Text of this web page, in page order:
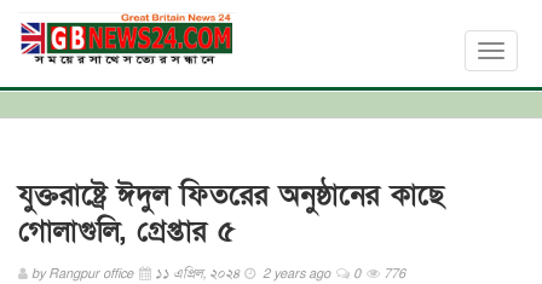
Toggle
যুক্তরাষ্ট্রে ঈদুল ফিতরের অনুষ্ঠানের কাছে
গোলাগুলি, গ্রেপ্তার ৫
byRangpur office ১১ এপ্রিল, ২০২৪ 2 years ago 0 776